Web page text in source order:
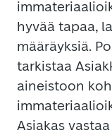
hyvää tapaa,
määräyksiä.
tarkistaa
aineistoon
Asiakas